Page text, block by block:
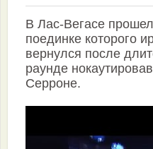
В Лас-Вегасе
поединке которого
вернулся после
раунде
Серроне.